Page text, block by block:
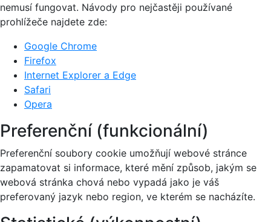
nemusí fungovat. Návody pro nejčastěji používané
prohlížeče najdete zde:
Google Chrome
Firefox
Internet Explorer a Edge
Safari
Opera
Preferenční (funkcionální)
Preferenční soubory cookie umožňují webové stránce
zapamatovat si informace, které mění způsob, jakým se
webová stránka chová nebo vypadá jako je váš
preferovaný jazyk nebo region, ve kterém se nacházíte.